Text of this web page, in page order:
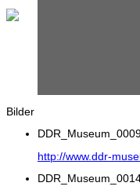
Bilder
http://www.ddr-